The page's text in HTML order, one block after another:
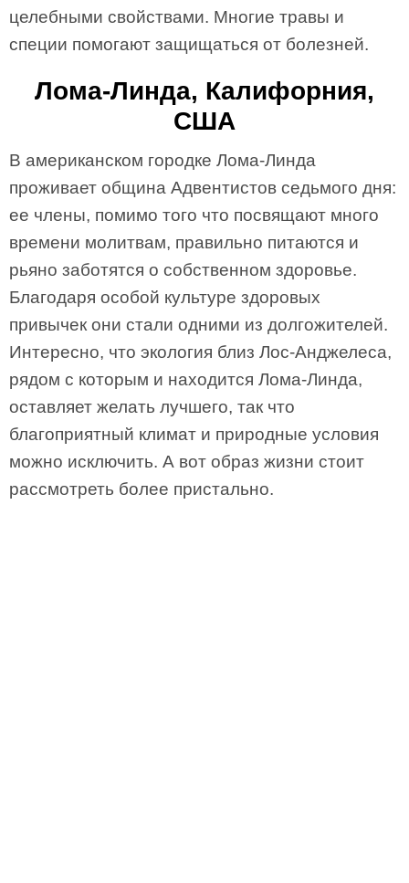
целебными свойствами. Многие травы и
специи помогают защищаться от болезней.
Лома-Линда, Калифорния,
США
В американском городке Лома-Линда
проживает община Адвентистов седьмого дня:
ее члены, помимо того что посвящают много
времени молитвам, правильно питаются и
рьяно заботятся о собственном здоровье.
Благодаря особой культуре здоровых
привычек они стали одними из долгожителей.
Интересно, что экология близ Лос-Анджелеса,
рядом с которым и находится Лома-Линда,
оставляет желать лучшего, так что
благоприятный климат и природные условия
можно исключить. А вот образ жизни стоит
рассмотреть более пристально.